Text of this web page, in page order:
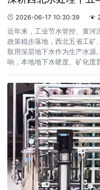
 2026-06-17 10:30:39 
近年来，工业节水管控、黄河
政策稳步落地，西北五省工矿
取用深层地下水作为生产水源
响，本地地下水硬度、矿化度